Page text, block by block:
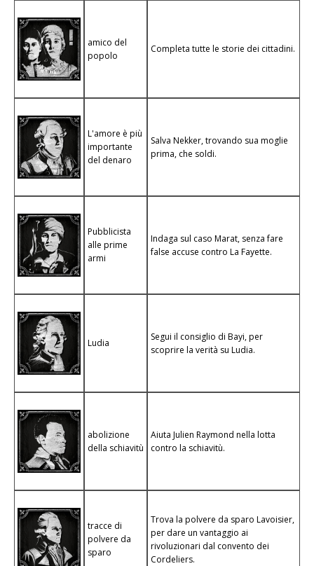
amico del
popolo
Completa tutte le storie dei cittadini.
L'amore è più
importante
del denaro
Salva Nekker, trovando sua moglie
prima, che soldi.
Pubblicista
alle prime
armi
Indaga sul caso Marat, senza fare
false accuse contro La Fayette.
Ludia
Segui il consiglio di Bayi, per
scoprire la verità su Ludia.
abolizione
della schiavitù
Aiuta Julien Raymond nella lotta
contro la schiavitù.
tracce di
polvere da
sparo
Trova la polvere da sparo Lavoisier,
per dare un vantaggio ai
rivoluzionari dal convento dei
Cordeliers.